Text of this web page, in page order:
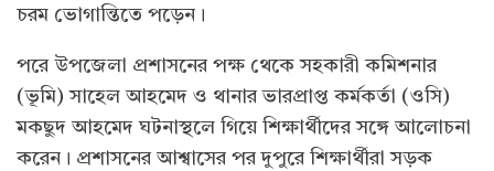
চরম ভোগান্তিতে পড়েন।
পরে উপজেলা প্রশাসনের পক্ষ থেকে সহকারী কমিশনার
(ভূমি) সাহেল আহমেদ ও থানার ভারপ্রাপ্ত কর্মকর্তা (ওসি)
মকছুদ আহমেদ ঘটনাস্থলে গিয়ে শিক্ষার্থীদের সঙ্গে আলোচনা
করেন। প্রশাসনের আশ্বাসের পর দুপুরে শিক্ষার্থীরা সড়ক